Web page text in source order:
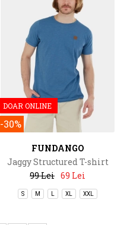
DOAR ONLINE
-30%
FUNDANGO
Jaggy Structured T-shirt
99 Lei 69 Lei
S M XL XXL